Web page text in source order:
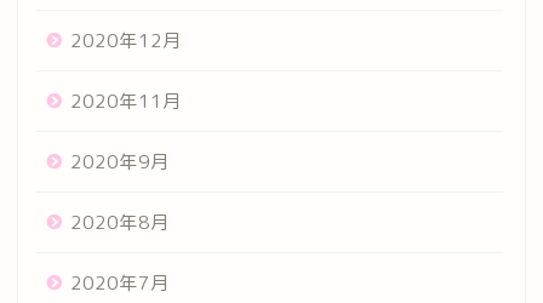
2020年12月
2020年11月
2020年9月
2020年8月
2020年7月